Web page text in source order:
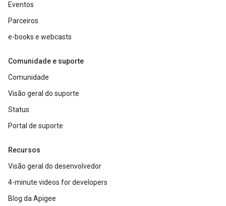
Eventos
Parceiros
e-books e webcasts
Comunidade e suporte
Comunidade
Visão geral do suporte
Status
Portal de suporte
Recursos
Visão geral do desenvolvedor
4-minute videos for developers
Blog da Apigee